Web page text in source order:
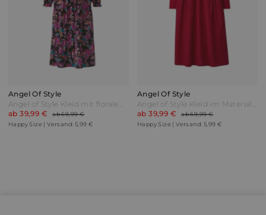
Angel Of Style
Angel of Style Kleid mit floralem Allover-Print Schwarz/Pink
ab 39,99 €
ab 69,99 €
Happy Size | Versand: 5,99 €
Angel Of Style
Angel of Style Kleid im Materialmix Rot
ab 39,99 €
ab 69,99 €
Happy Size | Versand: 5,99 €